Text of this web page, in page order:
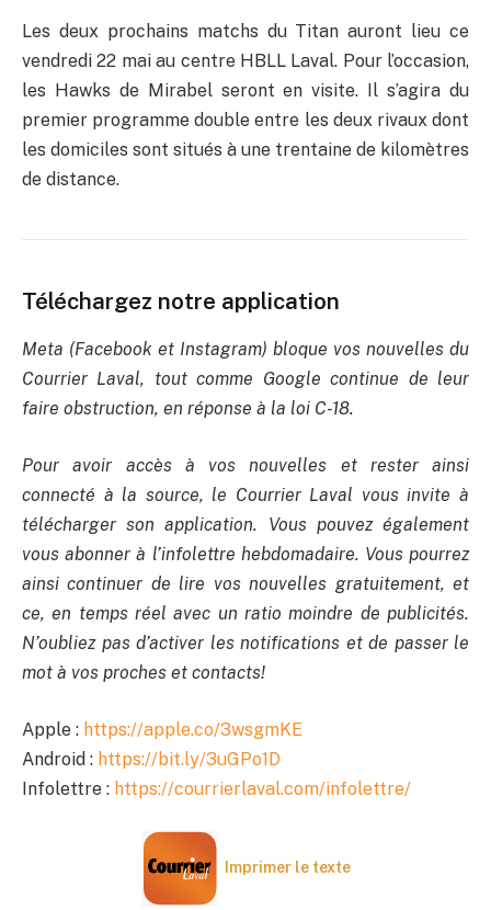
Les deux prochains matchs du Titan auront lieu ce
vendredi 22 mai au centre HBLL Laval. Pour l’occasion,
les Hawks de Mirabel seront en visite. Il s’agira du
premier programme double entre les deux rivaux dont
les domiciles sont situés à une trentaine de kilomètres
de distance.
Téléchargez notre application
Meta (Facebook et Instagram) bloque vos nouvelles du
Courrier Laval, tout comme Google continue de leur
faire obstruction, en réponse à la loi C-18.
Pour avoir accès à vos nouvelles et rester ainsi
connecté à la source, le Courrier Laval vous invite à
télécharger son application. Vous pouvez également
vous abonner à l’infolettre hebdomadaire. Vous pourrez
ainsi continuer de lire vos nouvelles gratuitement, et
ce, en temps réel avec un ratio moindre de publicités.
N’oubliez pas d’activer les notifications et de passer le
mot à vos proches et contacts!
Apple : https://apple.co/3wsgmKE
Android : https://bit.ly/3uGPo1D
Infolettre : https://courrierlaval.com/infolettre/
Imprimer le texte